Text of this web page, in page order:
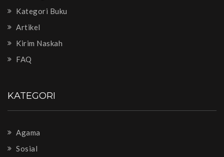
Kategori Buku
Artikel
Kirim Naskah
FAQ
KATEGORI
Agama
Sosial